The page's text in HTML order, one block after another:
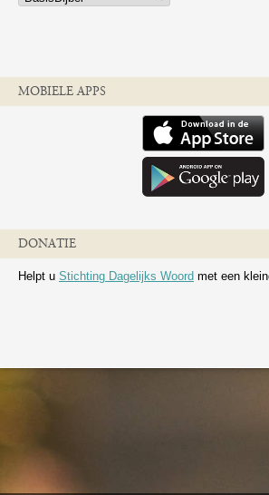
MOBIELE APPS
DONATIE
Helpt u Stichting Dagelijks Woord met een